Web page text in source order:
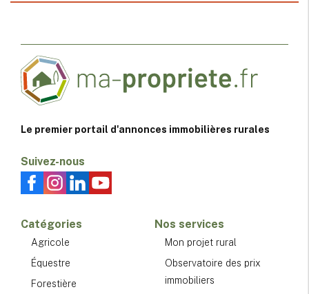
Le premier portail d'annonces immobilières rurales
Suivez-nous
Catégories
Agricole
Équestre
Forestière
Nos services
Mon projet rural
Observatoire des prix
immobiliers